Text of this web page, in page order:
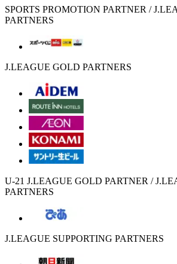
SPORTS PROMOTION PARTNER /
PARTNERS
J.LEAGUE GOLD PARTNERS
U-21 J.LEAGUE GOLD PARTNER /
PARTNERS
J.LEAGUE SUPPORTING PARTNERS